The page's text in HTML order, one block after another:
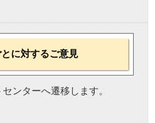
に対するご意見
ンターへ遷移します。